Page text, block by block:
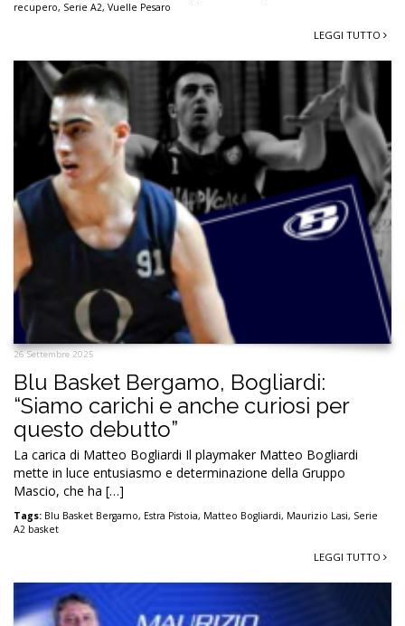
recupero, Serie A2, Vuelle Pesaro
LEGGI TUTTO
26 Settembre 2025
Blu Basket Bergamo, Bogliardi:
“Siamo carichi e anche curiosi per
questo debutto”
La carica di Matteo Bogliardi Il playmaker Matteo Bogliardi
mette in luce entusiasmo e determinazione della Gruppo
Mascio, che ha […]
Tags: Blu Basket Bergamo, Estra Pistoia, Matteo Bogliardi, Maurizio Lasi, Serie
A2 basket
LEGGI TUTTO